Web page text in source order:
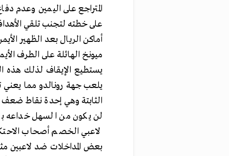
المتراجع على اليمين وعدم
على خطته لتجنب تلقي
أماكن الريال بعد الظهير
ميونخ الهائلة على الطرف
يستطيع الإيقاف لذلك هذه
يلعب جهة رونالدو مما يعني
الثابتة وهي إحدة نقاط ضعف
لن يكون من السهل خداعه
لاعبي الخصم أصحاب
بعض المداخلات ضد لاعبين مثل